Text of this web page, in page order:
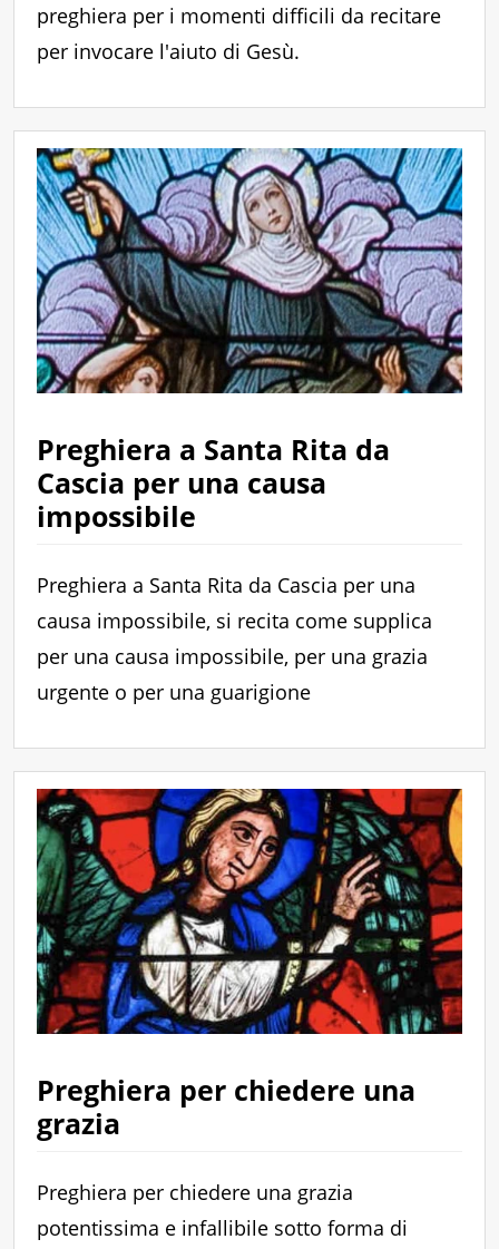
preghiera per i momenti difficili da recitare
per invocare l'aiuto di Gesù.
Preghiera a Santa Rita da
Cascia per una causa
impossibile
Preghiera a Santa Rita da Cascia per una
causa impossibile, si recita come supplica
per una causa impossibile, per una grazia
urgente o per una guarigione
Preghiera per chiedere una
grazia
Preghiera per chiedere una grazia
potentissima e infallibile sotto forma di